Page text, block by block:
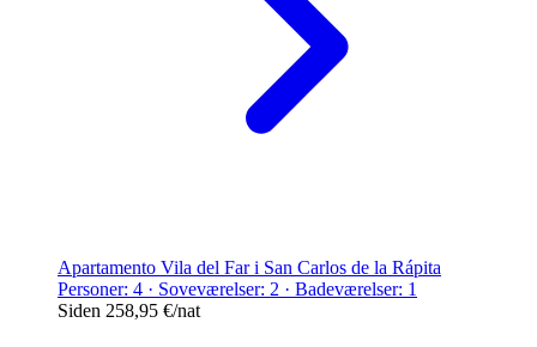
Apartamento Vila del Far i San Carlos de la Rápita
Personer: 4 · Soveværelser: 2 · Badeværelser: 1
Siden 258,95 €/nat